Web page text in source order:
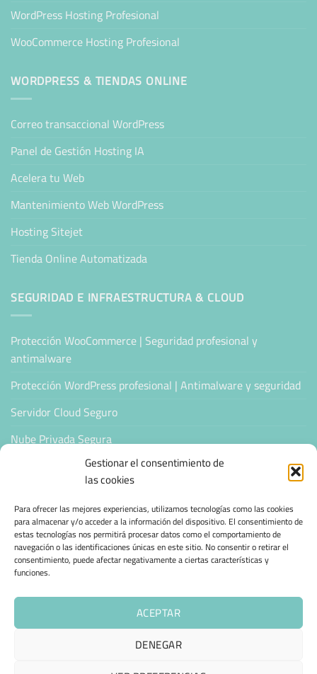
Gestionar el consentimiento de
las cookies
Para ofrecer las mejores experiencias, utilizamos tecnologías como las cookies
para almacenar y/o acceder a la información del dispositivo. El consentimiento de
estas tecnologías nos permitirá procesar datos como el comportamiento de
navegación o las identificaciones únicas en este sitio. No consentir o retirar el
consentimiento, puede afectar negativamente a ciertas características y
funciones.
ACEPTAR
DENEGAR
WordPress Hosting Profesional
WooCommerce Hosting Profesional
WORDPRESS & TIENDAS ONLINE
Correo transaccional WordPress
Panel de Gestión Hosting IA
Acelera tu Web
Mantenimiento Web WordPress
Hosting Sitejet
Tienda Online Automatizada
SEGURIDAD E INFRAESTRUCTURA & CLOUD
Protección WooCommerce | Seguridad profesional y
antimalware
Protección WordPress profesional | Antimalware y seguridad
Servidor Cloud Seguro
Nube Privada Segura
CONFIANZA & ESPECIALIZACIÓN
Sello de Confianza
Empresas Verificadas +100 Protocolos Online
Migración desde otro proveedor
Hosting ecológico + IA
Hosting Empresarial 360